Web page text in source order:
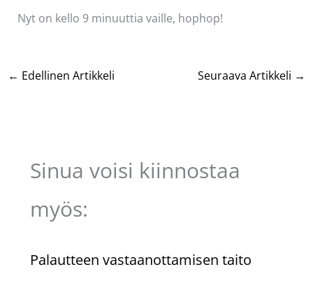
Nyt on kello 9 minuuttia vaille, hophop!
← Edellinen Artikkeli Seuraava Artikkeli →
Sinua voisi kiinnostaa
myös:
Palautteen vastaanottamisen taito